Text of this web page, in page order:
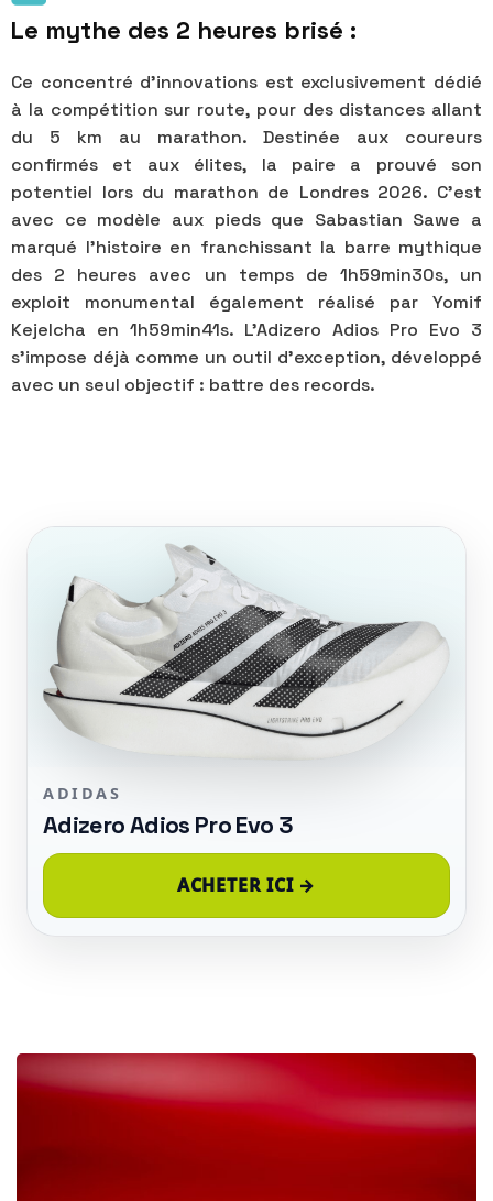
Le mythe des 2 heures brisé :
Ce concentré d’innovations est exclusivement dédié
à la compétition sur route, pour des distances allant
du 5 km au marathon. Destinée aux coureurs
confirmés et aux élites, la paire a prouvé son
potentiel lors du marathon de Londres 2026. C'est
avec ce modèle aux pieds que Sabastian Sawe a
marqué l'histoire en franchissant la barre mythique
des 2 heures avec un temps de 1h59min30s, un
exploit monumental également réalisé par Yomif
Kejelcha en 1h59min41s. L’Adizero Adios Pro Evo 3
s'impose déjà comme un outil d'exception, développé
avec un seul objectif : battre des records.
ADIDAS
Adizero Adios Pro Evo 3
ACHETER ICI →